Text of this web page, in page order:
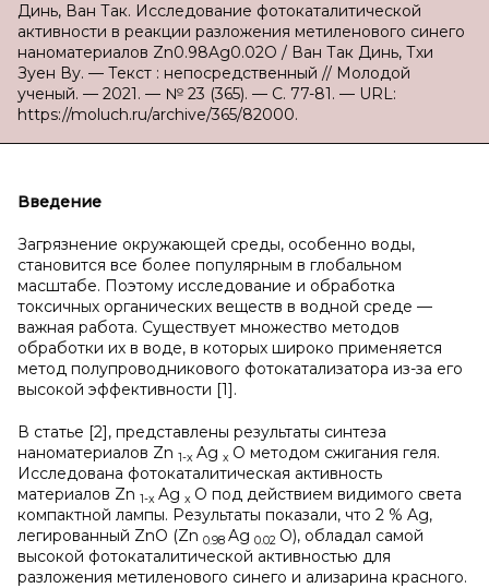
Динь, Ван Так. Исследование фотокаталитической
активности в реакции разложения метиленового синего
наноматериалов Zn0.98Ag0.02O / Ван Так Динь, Тхи
Зуен Ву. — Текст : непосредственный // Молодой
ученый. — 2021. — № 23 (365). — С. 77-81. — URL:
https://moluch.ru/archive/365/82000.
Введение
Загрязнение окружающей среды, особенно воды,
становится все более популярным в глобальном
масштабе. Поэтому исследование и обработка
токсичных органических веществ в водной среде —
важная работа. Существует множество методов
обработки их в воде, в которых широко применяется
метод полупроводникового фотокатализатора из-за его
высокой эффективности [1].
В статье [2], представлены результаты синтеза
наноматериалов Zn 1-x Ag x O методом сжигания геля.
Исследована фотокаталитическая активность
материалов Zn 1-x Ag x O под действием видимого света
компактной лампы. Результаты показали, что 2 % Ag,
легированный ZnO (Zn 0.98 Ag 0.02 O), обладал самой
высокой фотокаталитической активностью для
разложения метиленового синего и ализарина красного.